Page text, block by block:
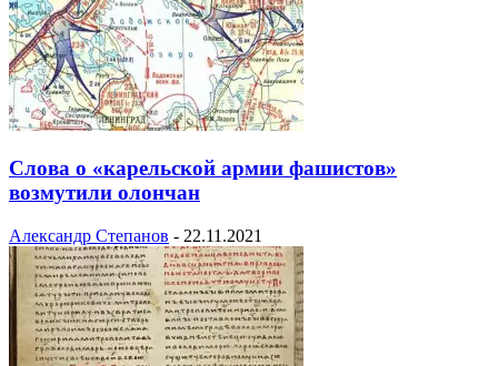
Слова о «карельской армии фашистов»
возмутили олончан
Александр Степанов - 22.11.2021